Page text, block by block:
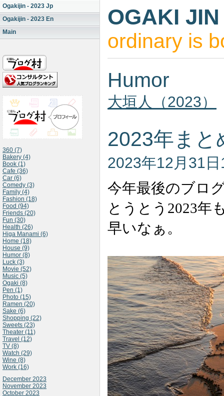
Ogakijin - 2023 Jp
Ogakijin - 2023 En
Main
360 (7)
Bakery (4)
Book (1)
Cafe (36)
Car (6)
Comedy (3)
Family (4)
Fashion (18)
Food (94)
Friends (20)
Fun (30)
Health (26)
Higa Manami (6)
Home (18)
House (9)
Humor (8)
Luck (3)
Movie (52)
Music (5)
Ogaki (8)
Pen (1)
Photo (15)
Ramen (20)
Sake (6)
Shopping (22)
Sweets (23)
Theater (11)
Travel (12)
TV (8)
Watch (29)
Wine (8)
Work (16)
December 2023
November 2023
October 2023
OGAKI JIN
ordinary is
Humor
大垣人（2023）
2023年まと
2023年12月31
今年最後のブロ
とうとう2023年
早いなぁ。